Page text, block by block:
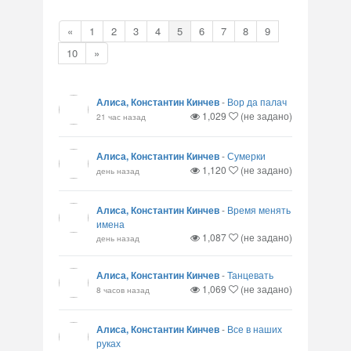
« 1 2 3 4 5 6 7 8
9
10
»
Алиса, Константин Кинчев- Вор да палач
21 час назад 1,029 (не задано)
Алиса, Константин Кинчев-Сумерки
день назад 1,120 (не задано)
Алиса, Константин Кинчев- Время менять
имена
день назад 1,087 (не задано)
Алиса, Константин Кинчев-Танцевать
8 часов назад 1,069 (не задано)
Алиса, Константин Кинчев- Все в наших
руках